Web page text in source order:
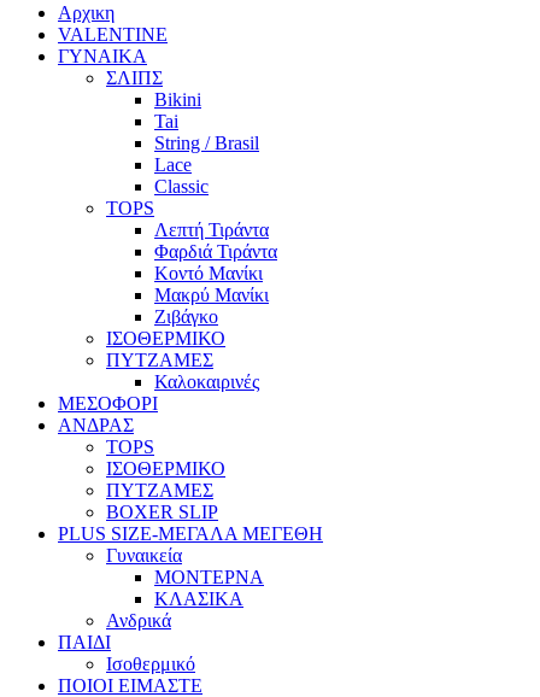
Αρχικη
VALENTINE
ΓΥΝΑΙΚΑ
ΣΛΙΠΣ
Bikini
Tai
String / Brasil
Lace
Classic
TOPS
Λεπτή Τιράντα
Φαρδιά Τιράντα
Κοντό Μανίκι
Μακρύ Μανίκι
Ζιβάγκο
ΙΣΟΘΕΡΜΙΚΟ
ΠΥΤΖΑΜΕΣ
Καλοκαιρινές
ΜΕΣΟΦΟΡΙ
ΑΝΔΡΑΣ
TOPS
ΙΣΟΘΕΡΜΙΚΟ
ΠΥΤΖΑΜΕΣ
BOXER SLIP
PLUS SIZE-ΜΕΓΑΛΑ ΜΕΓΕΘΗ
Γυναικεία
ΜΟΝΤΕΡΝΑ
ΚΛΑΣΙΚΑ
Ανδρικά
ΠΑΙΔΙ
Ισοθερμικό
ΠΟΙΟΙ ΕΙΜΑΣΤΕ